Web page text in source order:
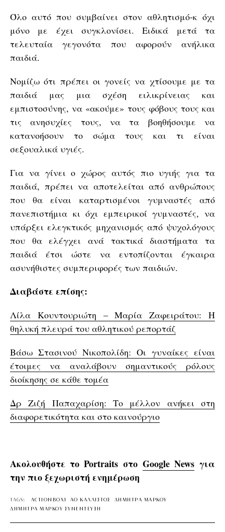
Όλο αυτό που συμβαίνει στον αθλητισμό-κ όχι
μόνο με έχει συγκλονίσει. Ειδικά μετά τα
τελευταία γεγονότα που αφορούν ανήλικα
παιδιά.
Νομίζω ότι πρέπει οι γονείς να χτίσουμε με τα
παιδιά μας μια σχέση ειλικρίνειας και
εμπιστοσύνης, να «ακούμε» τους φόβους τους και
τις ανησυχίες τους, να τα βοηθήσουμε να
κατανοήσουν το σώμα τους και τι είναι
σεξουαλικά υγιές.
Για να γίνει ο χώρος αυτός πιο υγιής για τα
παιδιά, πρέπει να αποτελείται από ανθρώπους
που θα είναι καταρτισμένοι γυμναστές από
πανεπιστήμια κι όχι εμπειρικοί γυμναστές, να
υπάρξει ελεγκτικός μηχανισμός από ψυχολόγους
που θα ελέγχει ανά τακτικά διαστήματα τα
παιδιά έτσι ώστε να εντοπίζονται έγκαιρα
ασυνήθιστες συμπεριφορές των παιδιών.
Διαβάστε επίσης:
Λίλα Κουντουριώτη – Μαρία Ζαφειράτου: Η
θηλυκή πλευρά του αθλητικού ρεπορτάζ
Βάσω Στασινού Νικοπολίδη: Οι γυναίκες είναι
έτοιμες να αναλάβουν σημαντικούς ρόλους
διοίκησης σε κάθε τομέα
Δρ Ζιζή Παπαχαρίση: Το μέλλον ανήκει στη
διαφορετικότητα και στο καινούργιο
Ακολουθήστε το Portraits στο Google Newsγια
την πιο ξεχωριστή ενημέρωση
TAGS: ACTIONBOX1 ΑΟ ΚΑΛΛΙΣΤΟΣ
ΔΗΜΗΤΡΑ ΜΑΡΚΟΥ
ΔΗΜΗΤΡΑ ΜΑΡΚΟΥ ΣΥΝΕΝΤΕΥΞΗ